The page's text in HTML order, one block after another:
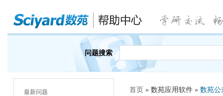
问题搜索
最新问题 首页 » 数苑应用软件 » 数苑公